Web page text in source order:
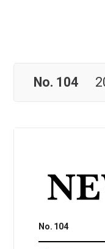
No. 104
No. 104